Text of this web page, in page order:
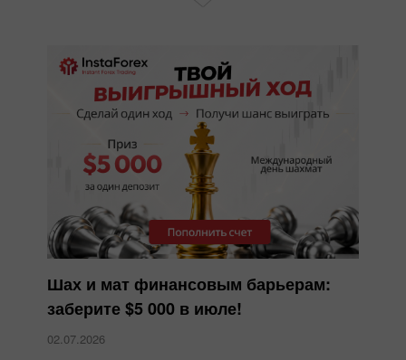
Шах и мат финансовым барьерам:
заберите $5 000 в июле!
02.07.2026